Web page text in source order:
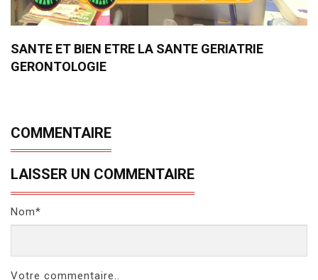
SANTE ET BIEN ETRE LA SANTE GERIATRIE
GERONTOLOGIE
COMMENTAIRE
LAISSER UN COMMENTAIRE
Nom*
Votre commentaire..